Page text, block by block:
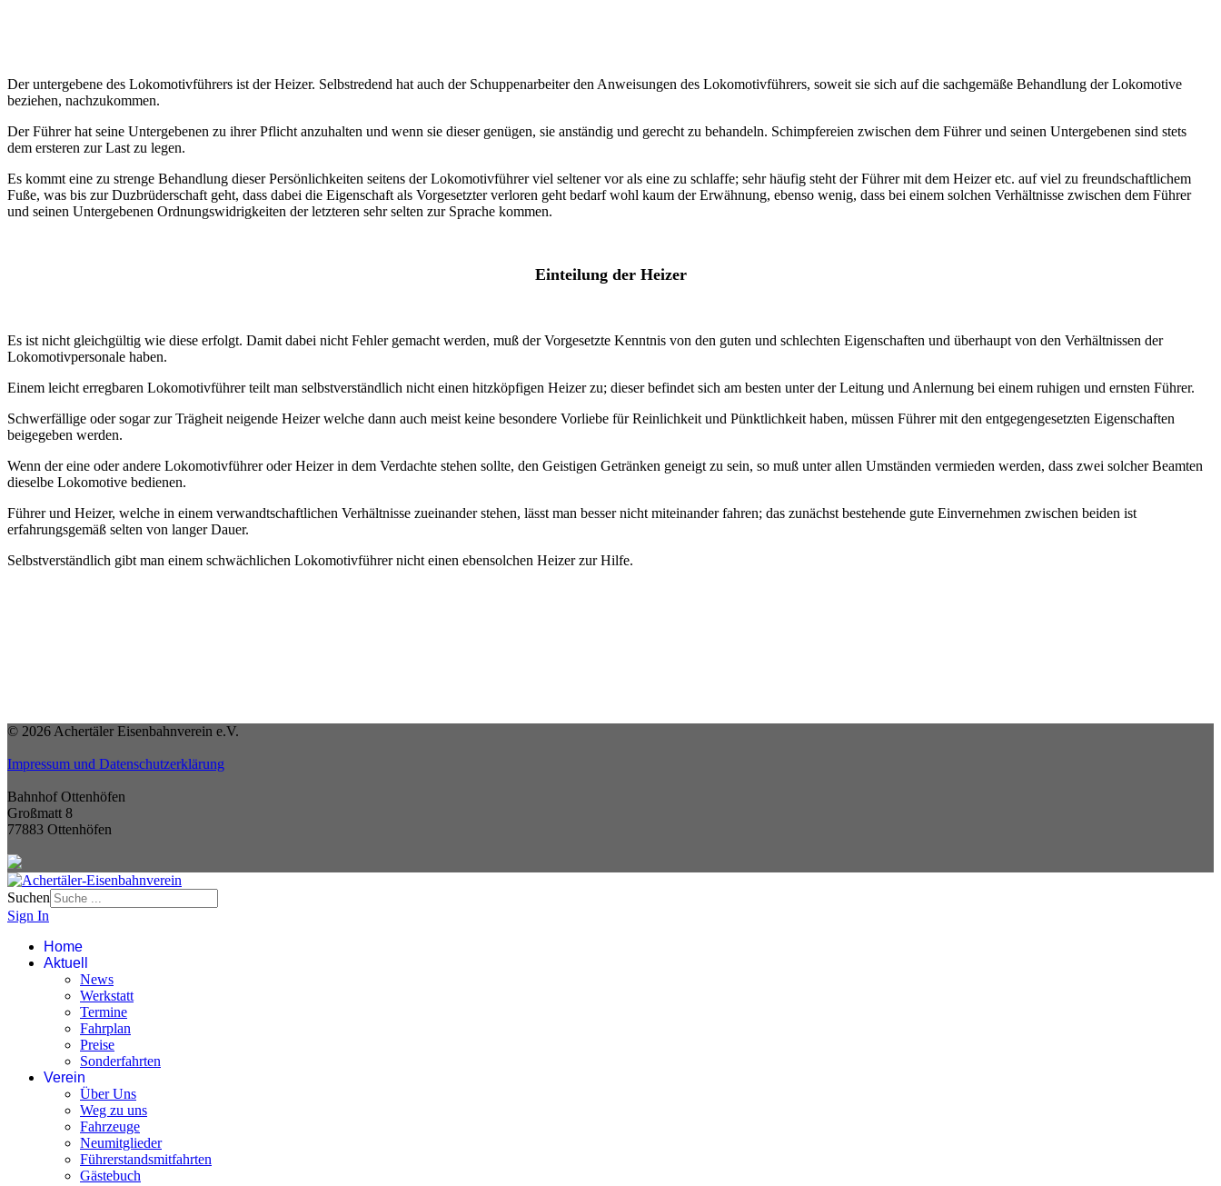
Der untergebene des Lokomotivführers ist der Heizer. Selbstredend hat auch der Schuppenarbeiter den Anweisungen des Lokomotivführers, soweit sie sich auf die sachgemäße Behandlung der Lokomotive
beziehen, nachzukommen.
Der Führer hat seine Untergebenen zu ihrer Pflicht anzuhalten und wenn sie dieser genügen, sie anständig und gerecht zu behandeln. Schimpfereien zwischen dem Führer und seinen Untergebenen sind stets
dem ersteren zur Last zu legen.
Es kommt eine zu strenge Behandlung dieser Persönlichkeiten seitens der Lokomotivführer viel seltener vor als eine zu schlaffe; sehr häufig steht der Führer mit dem Heizer etc. auf viel zu freundschaftlichem
Fuße, was bis zur Duzbrüderschaft geht, dass dabei die Eigenschaft als Vorgesetzter verloren geht bedarf wohl kaum der Erwähnung, ebenso wenig, dass bei einem solchen Verhältnisse zwischen dem Führer
und seinen Untergebenen Ordnungswidrigkeiten der letzteren sehr selten zur Sprache kommen.
Einteilung der Heizer
Es ist nicht gleichgültig wie diese erfolgt. Damit dabei nicht Fehler gemacht werden, muß der Vorgesetzte Kenntnis von den guten und schlechten Eigenschaften und überhaupt von den Verhältnissen der
Lokomotivpersonale haben.
Einem leicht erregbaren Lokomotivführer teilt man selbstverständlich nicht einen hitzköpfigen Heizer zu; dieser befindet sich am besten unter der Leitung und Anlernung bei einem ruhigen und ernsten Führer.
Schwerfällige oder sogar zur Trägheit neigende Heizer welche dann auch meist keine besondere Vorliebe für Reinlichkeit und Pünktlichkeit haben, müssen Führer mit den entgegengesetzten Eigenschaften
beigegeben werden.
Wenn der eine oder andere Lokomotivführer oder Heizer in dem Verdachte stehen sollte, den Geistigen Getränken geneigt zu sein, so muß unter allen Umständen vermieden werden, dass zwei solcher Beamten
dieselbe Lokomotive bedienen.
Führer und Heizer, welche in einem verwandtschaftlichen Verhältnisse zueinander stehen, lässt man besser nicht miteinander fahren; das zunächst bestehende gute Einvernehmen zwischen beiden ist
erfahrungsgemäß selten von langer Dauer.
Selbstverständlich gibt man einem schwächlichen Lokomotivführer nicht einen ebensolchen Heizer zur Hilfe.
© 2026 Achertäler Eisenbahnverein e.V.
Impressum und Datenschutzerklärung
Bahnhof Ottenhöfen
Großmatt 8
77883 Ottenhöfen
Suchen
Sign In
Home
Aktuell
News
Werkstatt
Termine
Fahrplan
Preise
Sonderfahrten
Verein
Über Uns
Weg zu uns
Fahrzeuge
Neumitglieder
Führerstandsmitfahrten
Gästebuch